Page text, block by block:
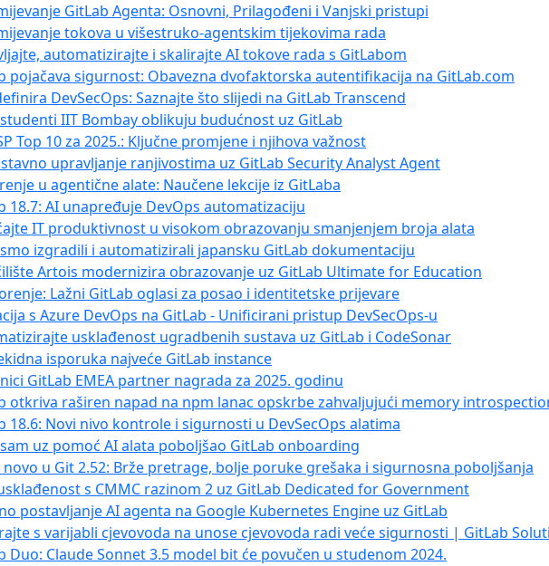
GitLab Agenta: Osnovni, Prilagođeni i Vanjski pristupi
tokova u višestruko-agentskim tijekovima rada
automatizirajte i skalirajte AI tokove rada s GitLabom
pojačava sigurnost: Obavezna dvofaktorska autentifikacija na GitLab.com
DevSecOps: Saznajte što slijedi na GitLab Transcend
IIT Bombay oblikuju budućnost uz GitLab
Top 10 za 2025.: Ključne promjene i njihova važnost
upravljanje ranjivostima uz GitLab Security Analyst Agent
u agentične alate: Naučene lekcije iz GitLaba
18.7: AI unapređuje DevOps automatizaciju
IT produktivnost u visokom obrazovanju smanjenjem broja alata
smo izgradili i automatizirali japansku GitLab dokumentaciju
Artois modernizira obrazovanje uz GitLab Ultimate for Education
Lažni GitLab oglasi za posao i identitetske prijevare
s Azure DevOps na GitLab - Unificirani pristup DevSecOps-u
usklađenost ugradbenih sustava uz GitLab i CodeSonar
isporuka najveće GitLab instance
GitLab EMEA partner nagrada za 2025. godinu
otkriva raširen napad na npm lanac opskrbe zahvaljujući memory
18.6: Novi nivo kontrole i sigurnosti u DevSecOps alatima
uz pomoć AI alata poboljšao GitLab onboarding
novo u Git 2.52: Brže pretrage, bolje poruke grešaka i sigurnosna poboljšanja
s CMMC razinom 2 uz GitLab Dedicated for Government
postavljanje AI agenta na Google Kubernetes Engine uz GitLab
s varijabli cjevovoda na unose cjevovoda radi veće sigurnosti | GitLab
Duo: Claude Sonnet 3.5 model bit će povučen u studenom 2024.